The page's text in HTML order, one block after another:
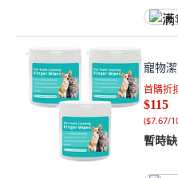
满
寵物
首購折
$115
($7.67/
暫時